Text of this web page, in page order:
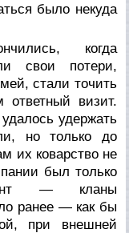
было некуда
когда
свои потери,
стали точить
визит.
удержать
но только до
их коварство не
был только
— кланы
ранее — как бы
при внешней